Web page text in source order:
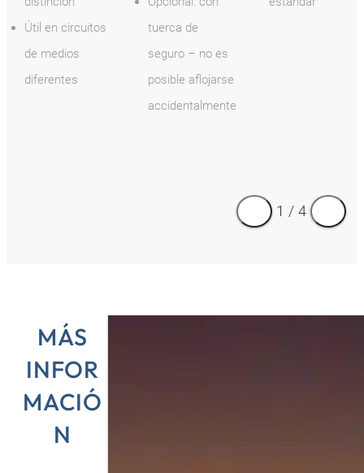
Útil en circuitos
de medios
diferentes
tuerca de
seguro – no es
posible aflojarse
accidentalmente
1 / 4
MÁS
INFOR
MACIÓ
N